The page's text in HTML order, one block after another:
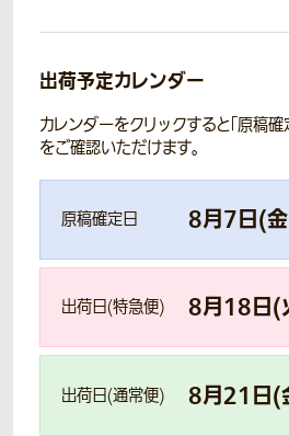
出荷予定カレンダー
カレンダーをクリックすると「原稿
をご確認いただけます。
原稿確定日 8月7日(金
出荷日(特急便) 8月18日(
出荷日(通常便) 8月21 日(